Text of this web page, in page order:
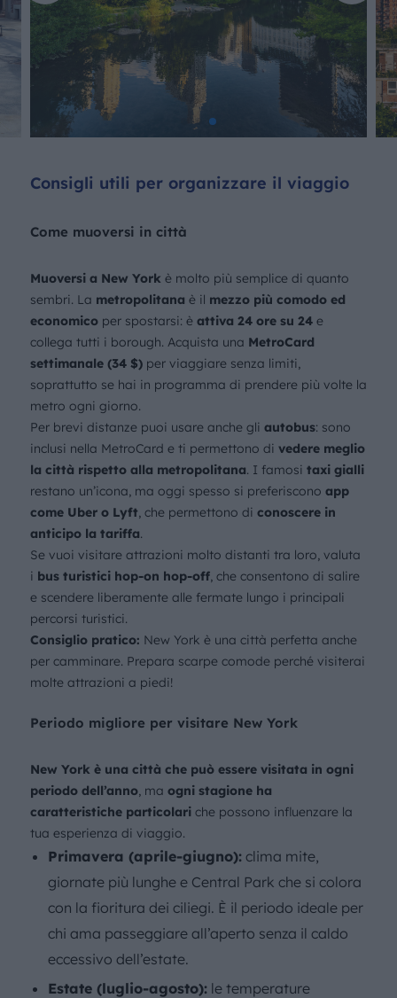
Consigli utili per organizzare il viaggio
Come muoversi in città
Muoversi a New York è molto più semplice di quanto
sembri. La metropolitana è il mezzo più comodo ed
economico per spostarsi: è attiva 24 ore su 24 e
collega tutti i borough. Acquista una MetroCard
settimanale (34 $)per viaggiare senza limiti,
soprattutto se hai in programma di prendere più volte la
metro ogni giorno.
Per brevi distanze puoi usare anche gli autobus: sono
inclusi nella MetroCard e ti permettono di vedere meglio
la città rispetto alla metropolitana. I famosi taxi gialli
restano un’icona, ma oggi spesso si preferiscono app
come Uber o Lyft, che permettono di conoscere in
anticipo la tariffa.
Se vuoi visitare attrazioni molto distanti tra loro, valuta
i bus turistici hop-on hop-off, che consentono di salire
e scendere liberamente alle fermate lungo i principali
percorsi turistici.
Consiglio pratico: New York è una città perfetta anche
per camminare. Prepara scarpe comode perché visiterai
molte attrazioni a piedi!
Periodo migliore per visitare New York
New York è una città che può essere visitata in ogni
periodo dell’anno, ma ogni stagione ha
caratteristiche particolariche possono influenzare la
tua esperienza di viaggio.
Primavera (aprile-giugno):clima mite,
giornate più lunghe e Central Park che si colora
con la fioritura dei ciliegi. È il periodo ideale per
chi ama passeggiare all’aperto senza il caldo
eccessivo dell’estate.
Estate (luglio-agosto):le temperature